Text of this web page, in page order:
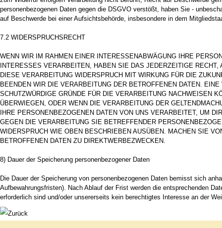
personenbezogenen Daten gegen die DSGVO verstößt, haben Sie -
auf Beschwerde bei einer Aufsichtsbehörde, insbesondere in dem
7.2 WIDERSPRUCHSRECHT
WENN WIR IM RAHMEN EINER INTERESSENABWÄGUNG IHRE
INTERESSES VERARBEITEN, HABEN SIE DAS JEDERZEITIGE
DIESE VERARBEITUNG WIDERSPRUCH MIT WIRKUNG FÜR DIE
BEENDEN WIR DIE VERARBEITUNG DER BETROFFENEN DATEN.
SCHUTZWÜRDIGE GRÜNDE FÜR DIE VERARBEITUNG NACHWEISEN
ÜBERWIEGEN, ODER WENN DIE VERARBEITUNG DER
IHRE PERSONENBEZOGENEN DATEN VON UNS VERARBEITET, UM
GEGEN DIE VERARBEITUNG SIE BETREFFENDER
WIDERSPRUCH WIE OBEN BESCHRIEBEN AUSÜBEN. MACHEN SIE
BETROFFENEN DATEN ZU DIREKTWERBEZWECKEN.
8) Dauer der Speicherung personenbezogener Daten
Die Dauer der Speicherung von personenbezogenen Daten bemisst sich
Aufbewahrungsfristen). Nach Ablauf der Frist werden die entsprechenden
erforderlich sind und/oder unsererseits kein berechtigtes Interesse an der